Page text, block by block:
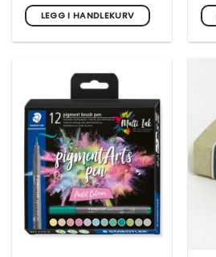
LEGG I HANDLEKURV